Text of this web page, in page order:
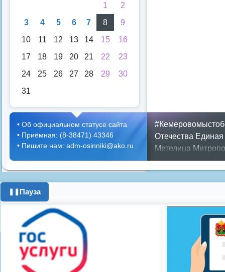
1
2
3
4 5 6 7 8
9
10
11 12 13 14 15
16
17
18 19 20 21 22
23
24
25 26 27 28 29
30
31
Отечества
Метелица
Днем ЖКХ
Противопожарная
день города
цифровое
Показать все теги
• Об официальном статусе сайта
• Приёмная: (8-38471) 43346
• Пишите нам: adm-osinniki@ako.ru
Пауза